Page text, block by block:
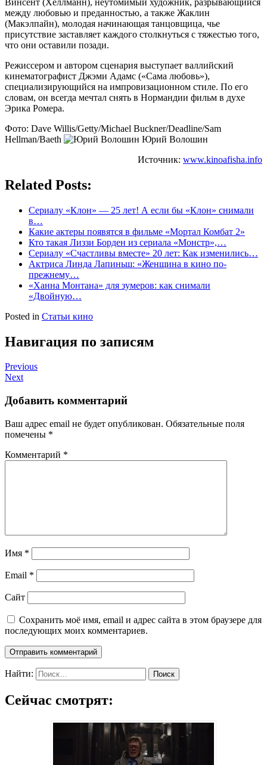
между любовью и преданностью, а также Жаклин
(Макэлпайн), молодая начинающая танцовщица, чье
присутствие заставляет каждого столкнуться с тяжестью того,
что они оставили позади.
Режиссером и автором сценария выступает валлийский
кинематографист Джэми Адамс («Сама любовь»),
специализирующийся на импровизационном стиле. По его
словам, он всегда мечтал снять в Нормандии фильм в духе
Эрика Ромера.
Фото: Dave Willis/Getty/Michael Buckner/Deadline/Sam
Hellman/Baeth
Юрий Волошин
Источник: www.kinoafisha.info
Related Posts:
Сериалу «Клон» — 25 лет! А если бы «Клон» снимали
в…
Какие актеры появятся в фильме «Мортал Комбат 2»
Кто такая Лиззи Борден из сериала «Монстр»,…
Сериалу «Счастливы вместе» 20 лет: Как изменились…
Актриса Линда Лапиньш: «Женщина в кино по-
прежнему…
«Ханна Монтана» для зумеров: как снимали
«Двойную…
Posted in Статьи кино
Навигация по записям
Previous
Next
Добавить комментарий
Ваш адрес email не будет опубликован. Обязательные поля
помечены *
Комментарий *
Имя *
Email *
Сайт
Сохранить моё имя, email и адрес сайта в этом браузере для
последующих моих комментариев.
Найти:
Сейчас смотрят: